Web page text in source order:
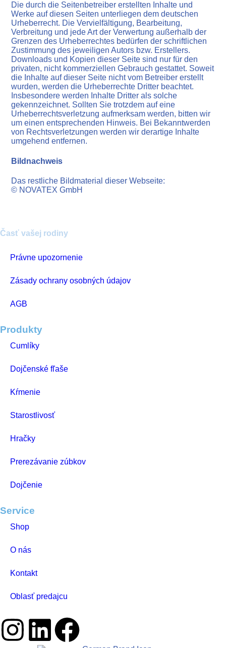
Die durch die Seitenbetreiber erstellten Inhalte und
Werke auf diesen Seiten unterliegen dem deutschen
Urheberrecht. Die Vervielfältigung, Bearbeitung,
Verbreitung und jede Art der Verwertung außerhalb der
Grenzen des Urheberrechtes bedürfen der schriftlichen
Zustimmung des jeweiligen Autors bzw. Erstellers.
Downloads und Kopien dieser Seite sind nur für den
privaten, nicht kommerziellen Gebrauch gestattet. Soweit
die Inhalte auf dieser Seite nicht vom Betreiber erstellt
wurden, werden die Urheberrechte Dritter beachtet.
Insbesondere werden Inhalte Dritter als solche
gekennzeichnet. Sollten Sie trotzdem auf eine
Urheberrechtsverletzung aufmerksam werden, bitten wir
um einen entsprechenden Hinweis. Bei Bekanntwerden
von Rechtsverletzungen werden wir derartige Inhalte
umgehend entfernen.
Bildnachweis
Das restliche Bildmaterial dieser Webseite:
© NOVATEX GmbH
Časť vašej rodiny
Právne upozornenie
Zásady ochrany osobných údajov
AGB
Produkty
Cumlíky
Dojčenské fľaše
Kŕmenie
Starostlivosť
Hračky
Prerezávanie zúbkov
Dojčenie
Service
Shop
O nás
Kontakt
Oblasť predajcu